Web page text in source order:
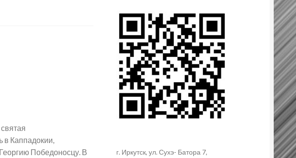
в Каппадокии,
Победоносцу. В
г. Иркутск, ул. Сухэ- Батора 7,